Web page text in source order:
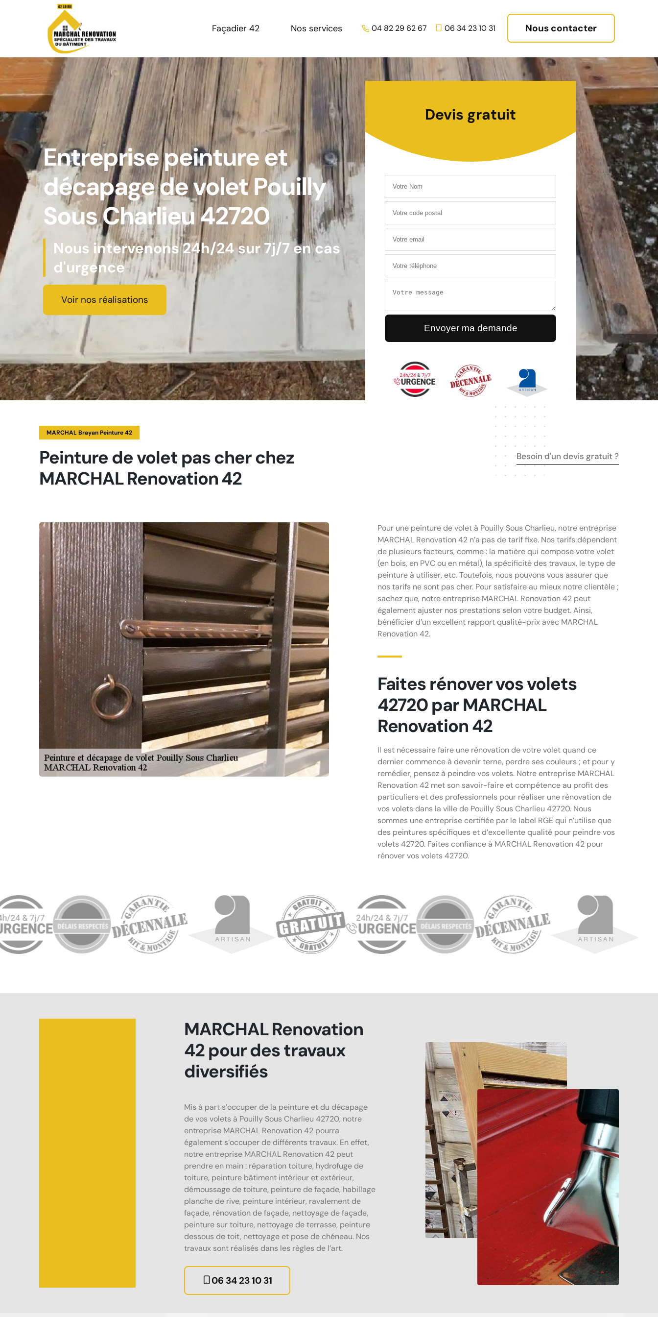
Façadier 42 Nos services 04 82 29 62 67 06 34 23 10 31 Nous contacter
Entreprise peinture et
décapage de volet Pouilly
Sous Charlieu 42720
Nous intervenons 24h/24 sur 7j/7 en cas
d'urgence
Voir nos réalisations
Devis gratuit
MARCHAL Brayan Peinture 42
Peinture de volet pas cher chez
MARCHAL Renovation 42
Besoin d'un devis gratuit ?
Pour une peinture de volet à Pouilly Sous Charlieu, notre entreprise
MARCHAL Renovation 42 n’a pas de tarif fixe. Nos tarifs dépendent
de plusieurs facteurs, comme : la matière qui compose votre volet
(en bois, en PVC ou en métal), la spécificité des travaux, le type de
peinture à utiliser, etc. Toutefois, nous pouvons vous assurer que
nos tarifs ne sont pas cher. Pour satisfaire au mieux notre clientèle ;
sachez que, notre entreprise MARCHAL Renovation 42 peut
également ajuster nos prestations selon votre budget. Ainsi,
bénéficier d’un excellent rapport qualité-prix avec MARCHAL
Renovation 42.
Faites rénover vos volets
42720 par MARCHAL
Renovation 42
Il est nécessaire faire une rénovation de votre volet quand ce
dernier commence à devenir terne, perdre ses couleurs ; et pour y
remédier, pensez à peindre vos volets. Notre entreprise MARCHAL
Renovation 42 met son savoir-faire et compétence au profit des
particuliers et des professionnels pour réaliser une rénovation de
vos volets dans la ville de Pouilly Sous Charlieu 42720. Nous
sommes une entreprise certifiée par le label RGE qui n’utilise que
des peintures spécifiques et d’excellente qualité pour peindre vos
volets 42720. Faites confiance à MARCHAL Renovation 42 pour
rénover vos volets 42720.
MARCHAL Renovation
42 pour des travaux
diversifiés
Mis à part s’occuper de la peinture et du décapage
de vos volets à Pouilly Sous Charlieu 42720, notre
entreprise MARCHAL Renovation 42 pourra
également s’occuper de différents travaux. En effet,
notre entreprise MARCHAL Renovation 42 peut
prendre en main : réparation toiture, hydrofuge de
toiture, peinture bâtiment intérieur et extérieur,
démoussage de toiture, peinture de façade, habillage
planche de rive, peinture intérieur, ravalement de
façade, rénovation de façade, nettoyage de façade,
peinture sur toiture, nettoyage de terrasse, peinture
dessous de toit, nettoyage et pose de chéneau. Nos
travaux sont réalisés dans les règles de l’art.
06 34 23 10 31